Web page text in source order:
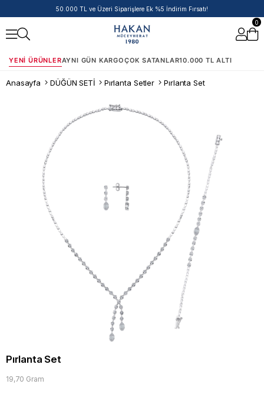
50.000 TL ve Üzeri Siparişlere Ek %5 İndirim Fırsatı!
0
YENI ÜRÜNLERAYNI GÜN KARGOÇOK SATANLAR10.000 TL ALTI
Anasayfa DÜĞÜN SETİ Pırlanta Setler Pırlanta Set
Pırlanta Set
19,70 Gram